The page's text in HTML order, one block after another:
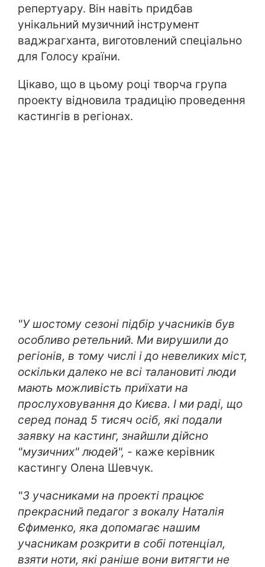
репертуару. Він навіть придбав
унікальний музичний інструмент
ваджрагханта, виготовлений спеціально
для Голосу країни.
Цікаво, що в цьому році творча група
проекту відновила традицію проведення
кастингів в регіонах.
"У шостому сезоні підбір учасників був
особливо ретельний. Ми вирушили до
регіонів, в тому числі і до невеликих міст,
оскільки далеко не всі талановиті люди
мають можливість приїхати на
прослуховування до Києва. І ми раді, що
серед понад 5 тисяч осіб, які подали
заявку на кастинг, знайшли дійсно
"музичних" людей", - каже керівник
кастингу Олена Шевчук.
"З учасниками на проекті працює
прекрасний педагог з вокалу Наталія
Єфименко, яка допомагає нашим
учасникам розкрити в собі потенціал,
взяти ноти, які раніше вони витягти не